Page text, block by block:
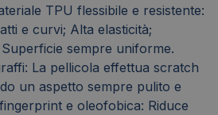
TPU flessibile e resistente:
e curvi; Alta elasticità;
sempre uniforme.
La pellicola effettua scratch
un aspetto sempre pulito e
e oleofobica: Riduce